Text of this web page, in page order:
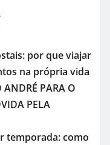
por que viajar
na própria vida
ANDRÉ PARA O
PELA
temporada: como